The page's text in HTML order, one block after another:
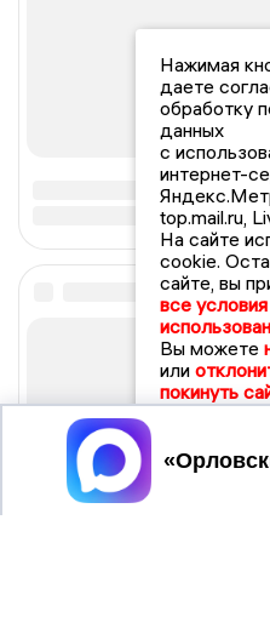
Нажимая
даете
обработку
данных
с
интернет-
top.mail.ru,
На сайте
cookie.
сайте, вы
все условия
Вы можете
или
покинуть